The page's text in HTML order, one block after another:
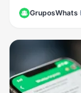
e vídeo que
GruposWhats·